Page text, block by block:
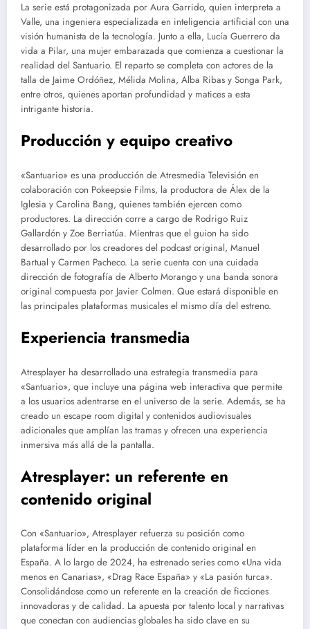
La serie está protagonizada por Aura Garrido, quien interpreta a
Valle, una ingeniera especializada en inteligencia artificial con una
visión humanista de la tecnología. Junto a ella, Lucía Guerrero da
vida a Pilar, una mujer embarazada que comienza a cuestionar la
realidad del Santuario. El reparto se completa con actores de la
talla de Jaime Ordóñez, Mélida Molina, Alba Ribas y Songa Park,
entre otros, quienes aportan profundidad y matices a esta
intrigante historia.
Producción y equipo creativo
«Santuario» es una producción de Atresmedia Televisión en
colaboración con Pokeepsie Films, la productora de Álex de la
Iglesia y Carolina Bang, quienes también ejercen como
productores. La dirección corre a cargo de Rodrigo Ruiz
Gallardón y Zoe Berriatúa. Mientras que el guion ha sido
desarrollado por los creadores del podcast original, Manuel
Bartual y Carmen Pacheco. La serie cuenta con una cuidada
dirección de fotografía de Alberto Morango y una banda sonora
original compuesta por Javier Colmen. Que estará disponible en
las principales plataformas musicales el mismo día del estreno.
Experiencia transmedia
Atresplayer ha desarrollado una estrategia transmedia para
«Santuario», que incluye una página web interactiva que permite
a los usuarios adentrarse en el universo de la serie. Además, se ha
creado un escape room digital y contenidos audiovisuales
adicionales que amplían las tramas y ofrecen una experiencia
inmersiva más allá de la pantalla.
Atresplayer: un referente en
contenido original
Con «Santuario», Atresplayer refuerza su posición como
plataforma líder en la producción de contenido original en
España. A lo largo de 2024, ha estrenado series como «Una vida
menos en Canarias», «Drag Race España» y «La pasión turca».
Consolidándose como un referente en la creación de ficciones
innovadoras y de calidad. La apuesta por talento local y narrativas
que conectan con audiencias globales ha sido clave en su